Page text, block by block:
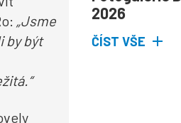
„Jsme
by být
2026
ČÍST VŠE